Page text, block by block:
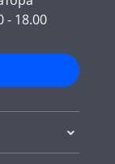
- 18.00